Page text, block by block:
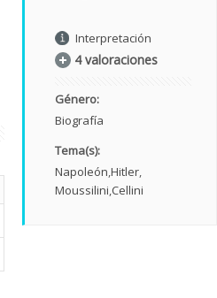
Interpretación
4 valoraciones
Género:
Biografía
Tema(s):
Napoleón Hitler
Moussilini Cellini